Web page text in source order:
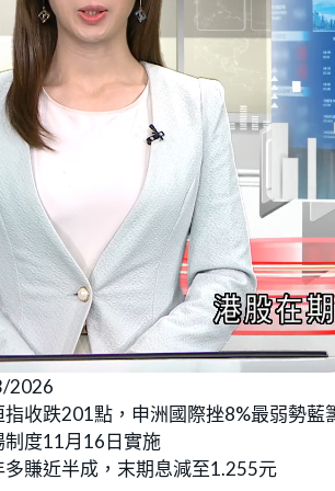
L
a
d
d
:
7
.
7
%
2026
指收跌201點，申洲國際挫8%最弱勢藍
制度11月16日實施
多賺近半成，末期息減至1.255元